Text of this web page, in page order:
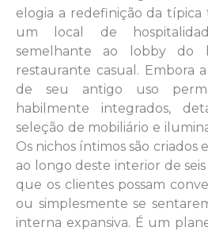
elogia a redefinição da
um local de
semelhante ao lobby
restaurante casual. Embora
de seu antigo uso
habilmente integrados,
seleção de mobiliário e
Os nichos íntimos são criados
ao longo deste interior de
que os clientes possam
ou simplesmente se
interna expansiva. É um